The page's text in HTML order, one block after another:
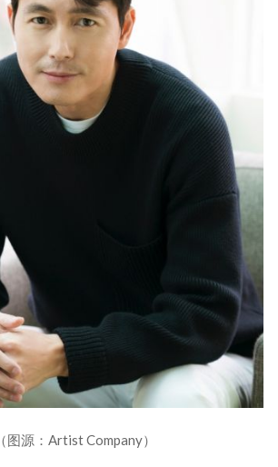
（图源：Artist Company）